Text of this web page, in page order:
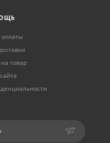
товар